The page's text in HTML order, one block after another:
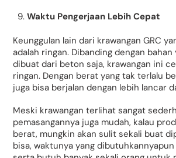
Waktu Pengerjaan Lebih Cepat
Keunggulan lain dari krawangan GRC
adalah ringan. Dibanding dengan bahan
dibuat dari beton saja, krawangan ini
ringan. Dengan berat yang tak terlalu
juga bisa berjalan dengan lebih lancar
Meski krawangan terlihat sangat
pemasangannya juga mudah, kalau
berat, mungkin akan sulit sekali buat
bisa, waktunya yang